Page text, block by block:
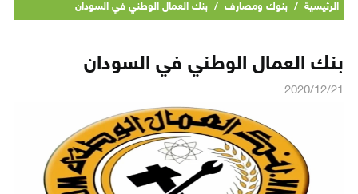
الرئيسية / بنوك ومصارف / بنك العمال الوطني في السودان
بنك العمال الوطني في السودان
2020/12/21